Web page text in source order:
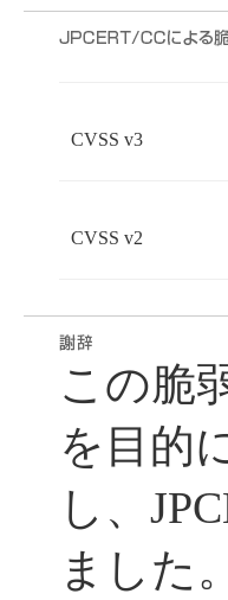
CVSS v3
CVSS v2
この脆
を目的
し、
ました。